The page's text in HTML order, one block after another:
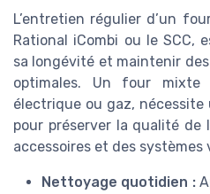
L’entretien régulier d’un
Rational iCombi ou le SCC,
sa longévité et maintenir
optimales. Un four
électrique ou gaz,
pour préserver la qualité de
accessoires et des systèmes
Nettoyage quotidien :